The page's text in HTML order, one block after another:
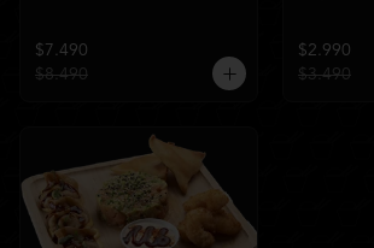
$7.490
$8.490
$2.990
$3.490